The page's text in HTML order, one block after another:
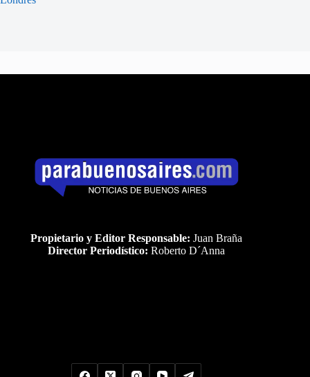
Propietario y Editor Responsable: Juan Braña
Director Periodístico: Roberto D´Anna